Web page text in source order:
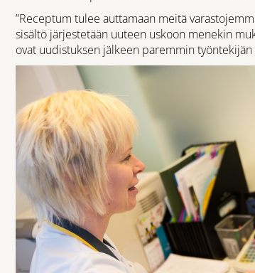
”Receptum tulee auttamaan meitä
sisältö järjestetään uuteen uskoon menekin
ovat uudistuksen jälkeen paremmin